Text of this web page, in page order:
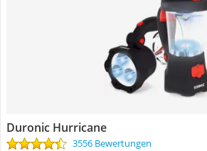
Duronic Hurricane
3556 Bewertungen